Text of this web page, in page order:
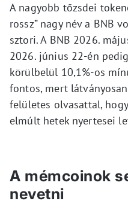
A nagyobb tőzsdei
rossz” nagy név a BNB
sztori. A BNB 2026.
2026. június 22-én
körülbelül 10,1%-os
fontos, mert
felületes olvasattal,
elmúlt hetek nyertesei
A mémcoinok
nevetni